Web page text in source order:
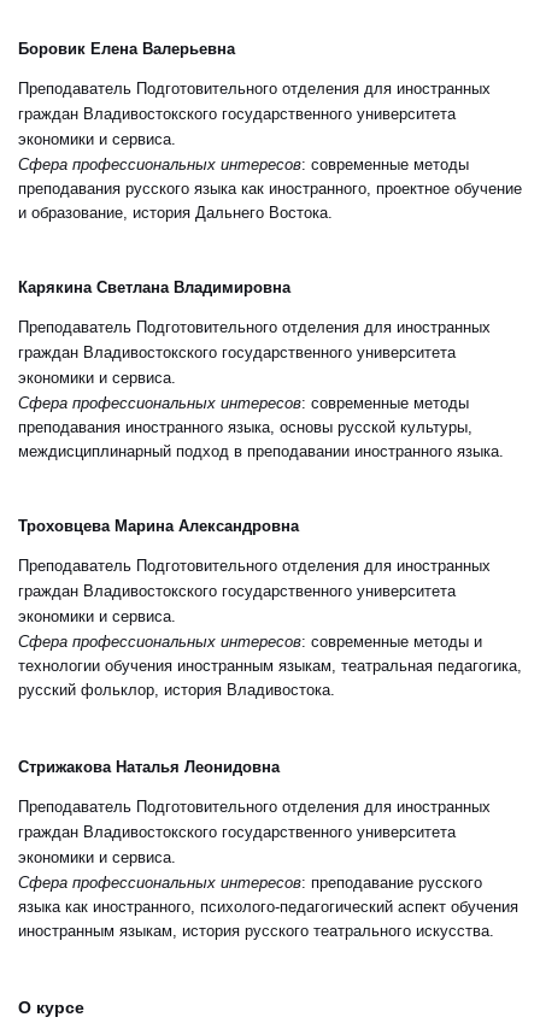
Боровик Елена Валерьевна
Преподаватель Подготовительного отделения для иностранных
граждан Владивостокского государственного университета
экономики и сервиса.
Сфера профессиональных интересов: современные методы
преподавания русского языка как иностранного, проектное обучение
и образование, история Дальнего Востока.
Карякина Светлана Владимировна
Преподаватель Подготовительного отделения для иностранных
граждан Владивостокского государственного университета
экономики и сервиса.
Сфера профессиональных интересов: современные методы
преподавания иностранного языка, основы русской культуры,
междисциплинарный подход в преподавании иностранного языка.
Троховцева Марина Александровна
Преподаватель Подготовительного отделения для иностранных
граждан Владивостокского государственного университета
экономики и сервиса.
Сфера профессиональных интересов: современные методы и
технологии обучения иностранным языкам, театральная педагогика,
русский фольклор, история Владивостока.
Стрижакова Наталья Леонидовна
Преподаватель Подготовительного отделения для иностранных
граждан Владивостокского государственного университета
экономики и сервиса.
Сфера профессиональных интересов: преподавание русского
языка как иностранного, психолого-педагогический аспект обучения
иностранным языкам, история русского театрального искусства.
О курсе